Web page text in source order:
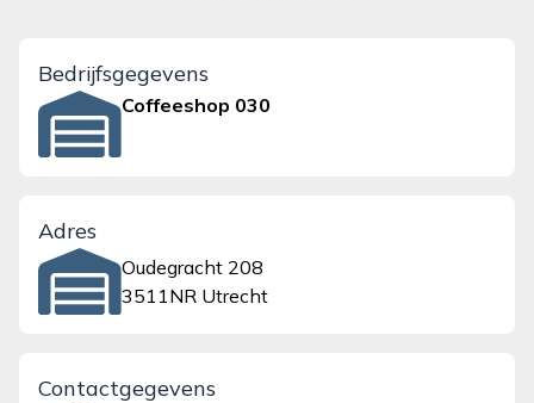
Bedrijfsgegevens
Coffeeshop 030
Adres
Oudegracht 208
3511NR Utrecht
Contactgegevens